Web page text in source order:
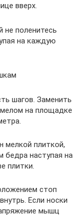
вверх.
поленитесь
на каждую
шагов. Заменить
на площадке
мелкой плиткой,
бедра наступая на
плитки.
стоп
Если носки
мышц